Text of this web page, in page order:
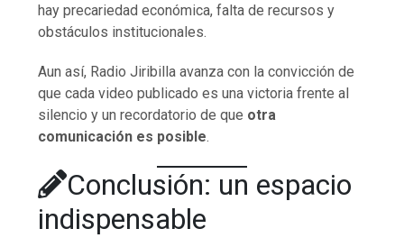
hay precariedad económica, falta de recursos y
obstáculos institucionales.
Aun así, Radio Jiribilla avanza con la convicción de
que cada video publicado es una victoria frente al
silencio y un recordatorio de que otra
comunicación es posible.
Conclusión: un espacio
indispensable